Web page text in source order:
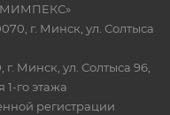
г. Минск, ул. Солтыса
Минск, ул. Солтыса 96,
го этажа
регистрации